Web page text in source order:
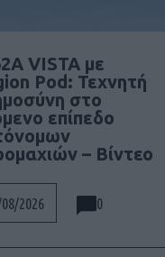
VISTA με
Pod: Τεχνητή
στο
επίπεδο
– Βίντεο
2026 0